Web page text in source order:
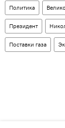
Политика
Президент
Поставки газа